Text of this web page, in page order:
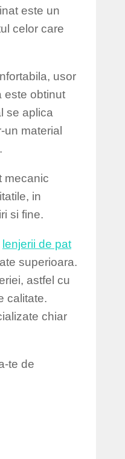
este un
celor care
usor
este obtinut
se aplica
material
mecanic
in
si fine.
lenjerii de pat
superioara.
astfel cu
calitate.
chiar
te de